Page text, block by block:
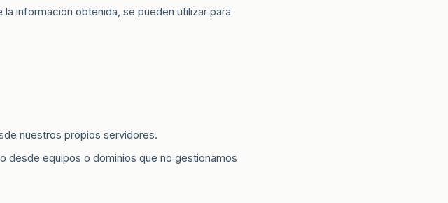
información obtenida, se pueden utilizar para
nuestros propios servidores.
desde equipos o dominios que no gestionamos